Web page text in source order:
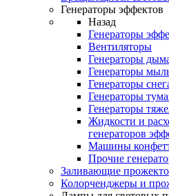
Генераторы эффектов
Назад
Генераторы
Вентиляторы
Генераторы
Генераторы
Генераторы
Генераторы
Генераторы
Жидкости и
генераторов
Машины
Прочие
Заливающие
Колорченджеры и